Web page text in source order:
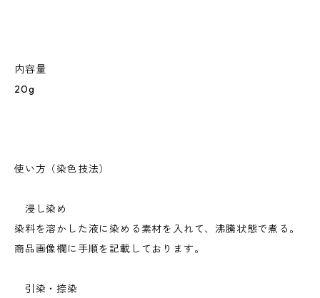
内容量
20g
使い方（染色技法）
浸し染め
染料を溶かした液に染める素材を入れて、沸騰状態で煮る。
商品画像欄に手順を記載しております。
引染・捺染